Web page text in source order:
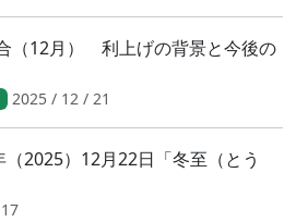
（12月） 利上げの背景と今後の
2025 / 12 / 21
2025）12月22日「冬至（とう